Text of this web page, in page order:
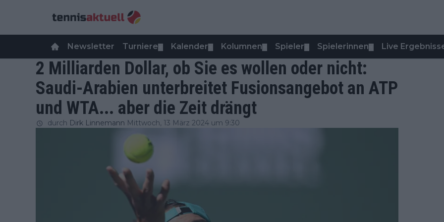
Newsletter Turniere Kalender Kolumnen Spieler Spielerinnen Live
2 Milliarden Dollar, ob Sie es wollen oder nicht:
Saudi-Arabien unterbreitet Fusionsangebot an ATP
und WTA... aber die Zeit drängt
durch Dirk Linnemann Mittwoch, 13 März 2024 um 9:30